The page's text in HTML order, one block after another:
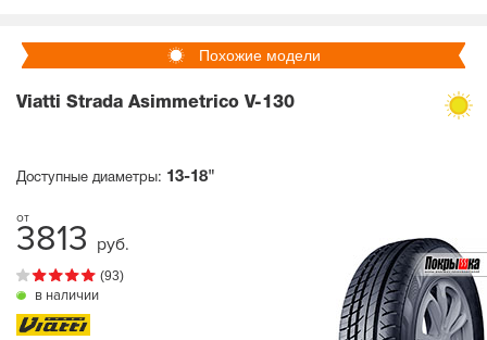
Похожие модели
Viatti Strada Asimmetrico V-130
Доступные диаметры: 13-18"
3813 руб.
(93)
в наличии